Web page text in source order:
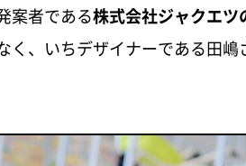
案者である株式会社ジャクエ
く、いちデザイナーである田